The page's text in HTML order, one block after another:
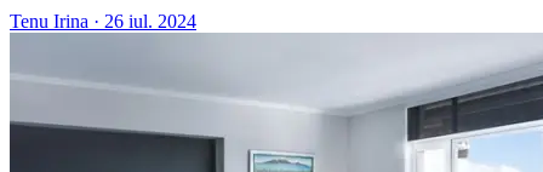
Tenu Irina · 26 iul. 2024